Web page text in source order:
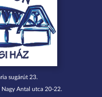
sugárút 23.
Nagy Antal utca 20-22.